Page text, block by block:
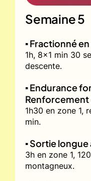
Semaine 5
▪️ Fractionné
1h, 8x1 min 30
descente.
▪️ Endurance
Renforcement
1h30 en zone 1,
min.
▪️ Sortie
3h en zone 1,
montagneux.